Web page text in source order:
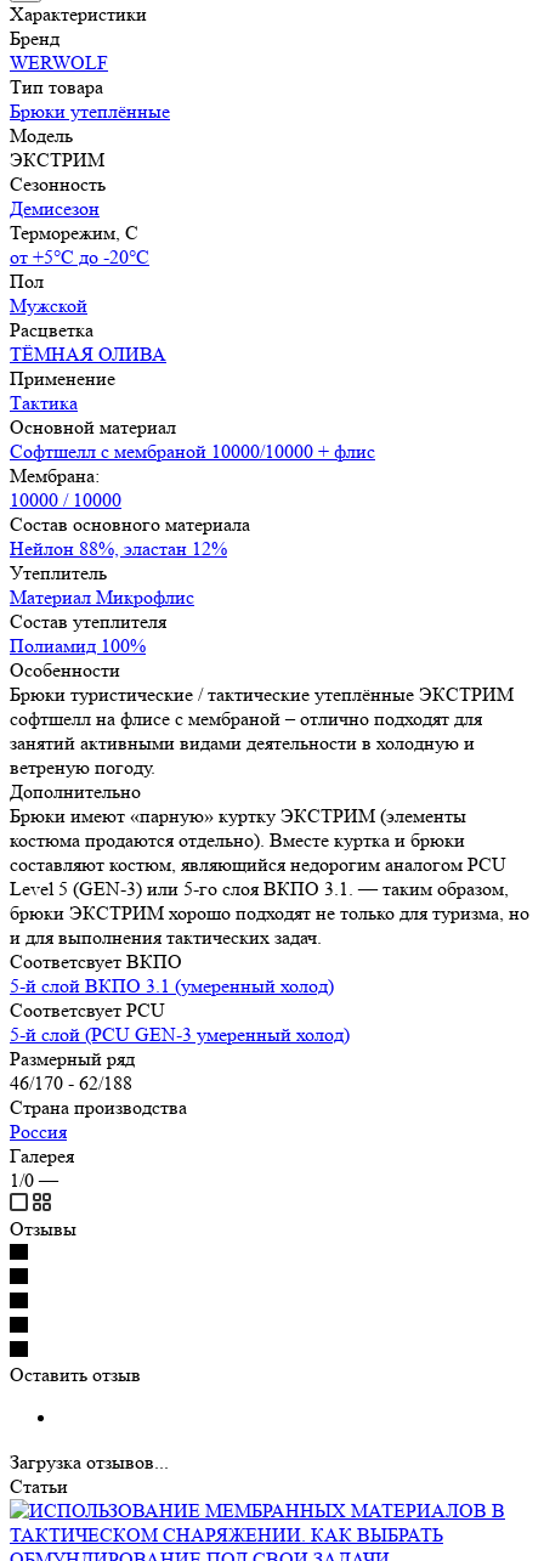
Характеристики
Бренд
WERWOLF
Тип товара
Брюки утеплённые
Модель
ЭКСТРИМ
Сезонность
Демисезон
Терморежим, C
от +5°С до -20°С
Пол
Мужской
Расцветка
ТЁМНАЯ ОЛИВА
Применение
Тактика
Основной материал
Софтшелл с мембраной 10000/10000 + флис
Мембрана:
10000 / 10000
Состав основного материала
Нейлон 88%, эластан 12%
Утеплитель
Материал Микрофлис
Состав утеплителя
Полиамид 100%
Особенности
Брюки туристические / тактические утеплённые ЭКСТРИМ
софтшелл на флисе с мембраной – отлично подходят для
занятий активными видами деятельности в холодную и
ветреную погоду.
Дополнительно
Брюки имеют «парную» куртку ЭКСТРИМ (элементы
костюма продаются отдельно). Вместе куртка и брюки
составляют костюм, являющийся недорогим аналогом PCU
Level 5 (GEN-3) или 5-го слоя ВКПО 3.1. — таким образом,
брюки ЭКСТРИМ хорошо подходят не только для туризма, но
и для выполнения тактических задач.
Соответсвует ВКПО
5-й слой ВКПО 3.1 (умеренный холод)
Соответсвует PCU
5-й слой (PCU GEN-3 умеренный холод)
Размерный ряд
46/170 - 62/188
Страна производства
Россия
Галерея
1/0 —
Отзывы
Оставить отзыв
Загрузка отзывов...
Статьи